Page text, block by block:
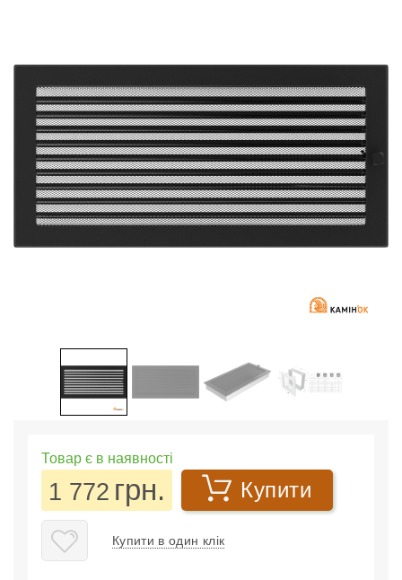
Товар є в наявності
1 772 грн. Купити
Купити в один клік